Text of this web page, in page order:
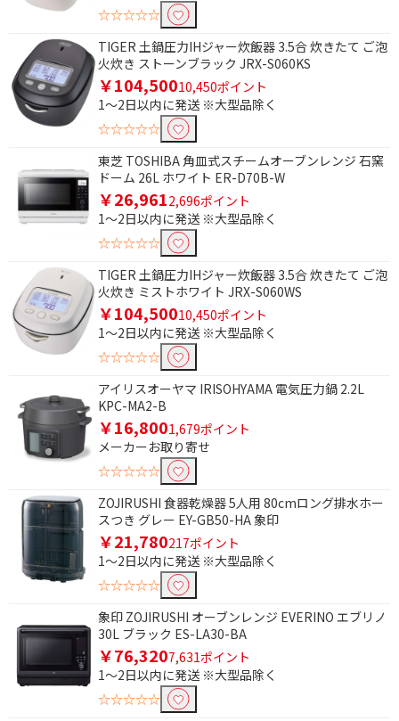
☆☆☆☆☆
TIGER 土鍋圧力IHジャー炊飯器 3.5合 炊きたて ご泡
火炊き ストーンブラック JRX-S060KS
￥104,50010,450ポイント
1～2日以内に発送 ※大型品除く
☆☆☆☆☆
東芝 TOSHIBA 角皿式スチームオーブンレンジ 石窯
ドーム 26L ホワイト ER-D70B-W
￥26,9612,696ポイント
1～2日以内に発送 ※大型品除く
☆☆☆☆☆
TIGER 土鍋圧力IHジャー炊飯器 3.5合 炊きたて ご泡
火炊き ミストホワイト JRX-S060WS
￥104,50010,450ポイント
1～2日以内に発送 ※大型品除く
☆☆☆☆☆
アイリスオーヤマ IRISOHYAMA 電気圧力鍋 2.2L
KPC-MA2-B
￥16,8001,679ポイント
メーカーお取り寄せ
☆☆☆☆☆
ZOJIRUSHI 食器乾燥器 5人用 80cmロング排水ホー
スつき グレー EY-GB50-HA 象印
￥21,780217ポイント
1～2日以内に発送 ※大型品除く
☆☆☆☆☆
象印 ZOJIRUSHI オーブンレンジ EVERINO エブリノ
30L ブラック ES-LA30-BA
￥76,3207,631ポイント
1～2日以内に発送 ※大型品除く
☆☆☆☆☆
条件で絞り込む
フリーワードで絞り込む
除外する